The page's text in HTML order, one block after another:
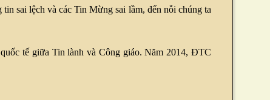
sai lệch và các Tin Mừng sai lầm, đến nỗi chúng ta
tế giữa Tin lành và Công giáo. Năm 2014, ĐTC